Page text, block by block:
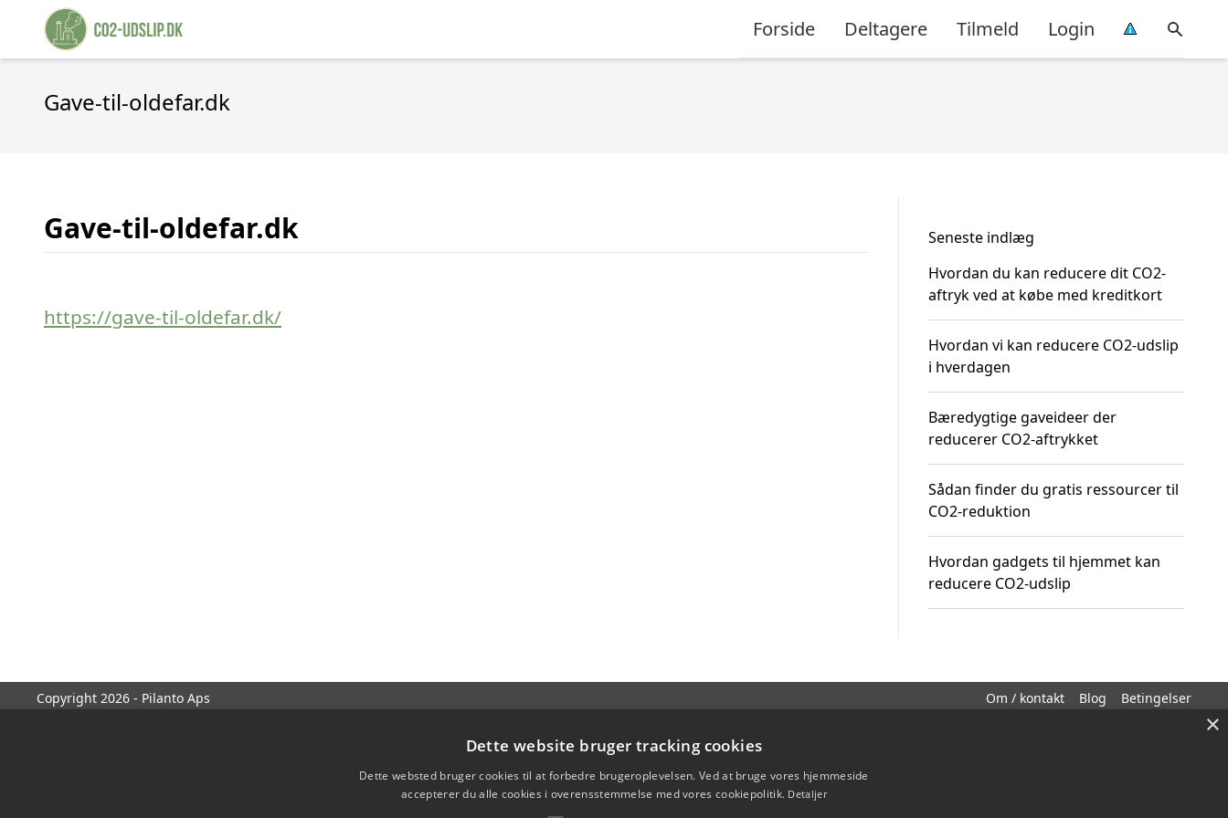
Forside Deltagere Tilmeld Login
Gave-til-oldefar.dk
Gave-til-oldefar.dk
https://gave-til-oldefar.dk/
Seneste indlæg
Hvordan du kan reducere dit CO2-
aftryk ved at købe med kreditkort
Hvordan vi kan reducere CO2-udslip
i hverdagen
Bæredygtige gaveideer der
reducerer CO2-aftrykket
Sådan finder du gratis ressourcer til
CO2-reduktion
Hvordan gadgets til hjemmet kan
reducere CO2-udslip
Copyright 2026 - Pilanto Aps Om / kontakt Blog Betingelser
×
Dette website bruger tracking cookies
Dette websted bruger cookies til at forbedre brugeroplevelsen. Ved at bruge vores hjemmeside
accepterer du alle cookies i overensstemmelse med vores cookiepolitik. Detaljer